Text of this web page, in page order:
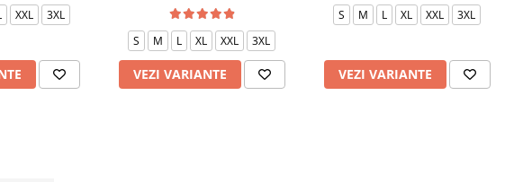
XXL 3XL
S M L XL XXL 3XL
VEZI VARIANTE
S M L XL XXL 3XL
VEZI VARIANTE